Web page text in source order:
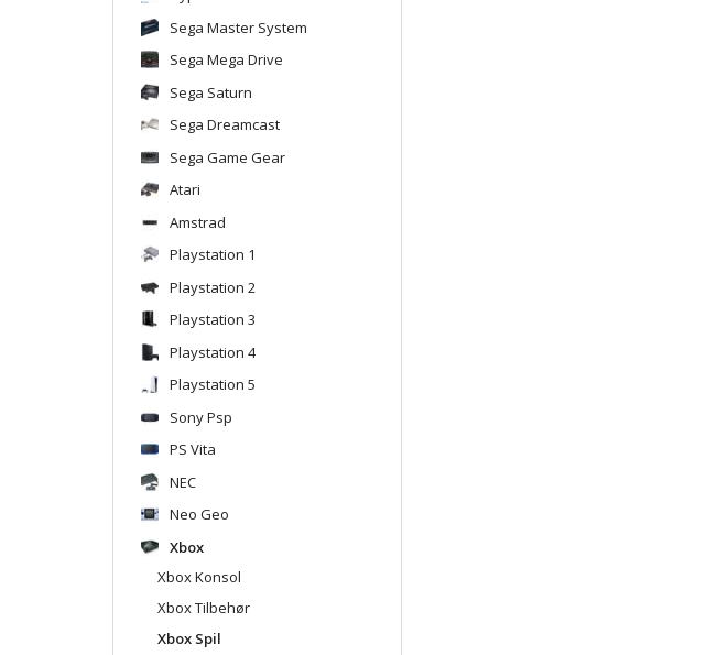
Sega Master System
Sega Mega Drive
Sega Saturn
Sega Dreamcast
Sega Game Gear
Atari
Amstrad
Playstation 1
Playstation 2
Playstation 3
Playstation 4
Playstation 5
Sony Psp
PS Vita
NEC
Neo Geo
Xbox
Xbox Konsol
Xbox Tilbehør
Xbox Spil